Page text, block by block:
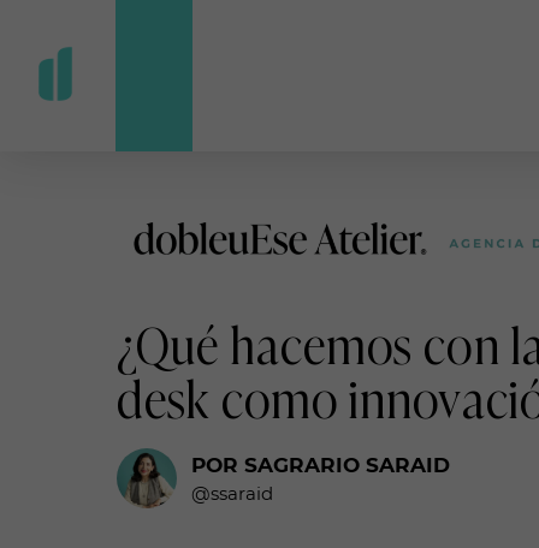
¿Qué hacemos con
desk como
POR SAGRARIO SARAID
@ssaraid